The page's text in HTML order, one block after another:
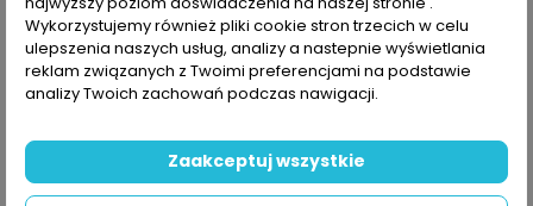
Polityka prywatności
Składając zamówienie akceptujesz Politykę prywatności
Zasady dostawy
Zwrotu
Zasady bezpieczeństwa
Wykorzystujemy również pliki cookie stron trzecich w celu
ulepszenia naszych usług, analizy a nastepnie wyświetlania
reklam związanych z Twoimi preferencjami na podstawie
analizy Twoich zachowań podczas nawigacji.
Zaakceptuj wszystkie